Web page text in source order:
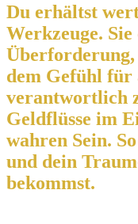
Du erhältst
Werkzeuge. Sie
Überforderung,
dem Gefühl für
verantwortlich
Geldflüsse im
wahren Sein.
und dein
bekommst.